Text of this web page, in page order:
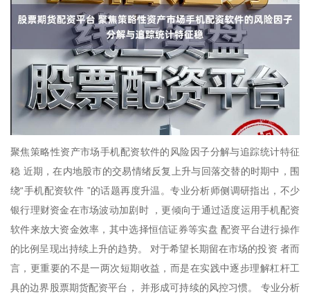
聚焦策略性资产市场手机配资软件的风险因子分解与追踪统计特征
稳 近期，在内地股市的交易情绪反复上升与回落交替的时期中，围
绕“手机配资软件 ”的话题再度升温。专业分析师侧调研指出，不少
银行理财资金在市场波动加剧时 ，更倾向于通过适度运用手机配资
软件来放大资金效率，其中选择恒信证券等实盘 配资平台进行操作
的比例呈现出持续上升的趋势。 对于希望长期留在市场的投资 者而
言，更重要的不是一两次短期收益，而是在实践中逐步理解杠杆工
具的边界股票期货配资平台， 并形成可持续的风控习惯。 专业分析